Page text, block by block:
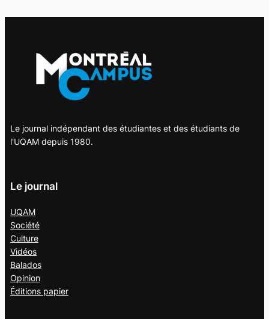
Le journal indépendant des étudiantes et des étudiants de
l'UQAM depuis 1980.
Le journal
UQAM
Société
Culture
Vidéos
Balados
Opinion
Éditions papier